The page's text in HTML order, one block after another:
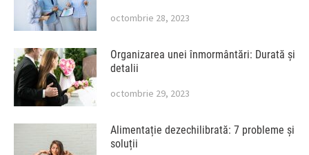
octombrie 28, 2023
Organizarea unei înmormântări: Durată și
detalii
octombrie 29, 2023
Alimentație dezechilibrată: 7 probleme și
soluții